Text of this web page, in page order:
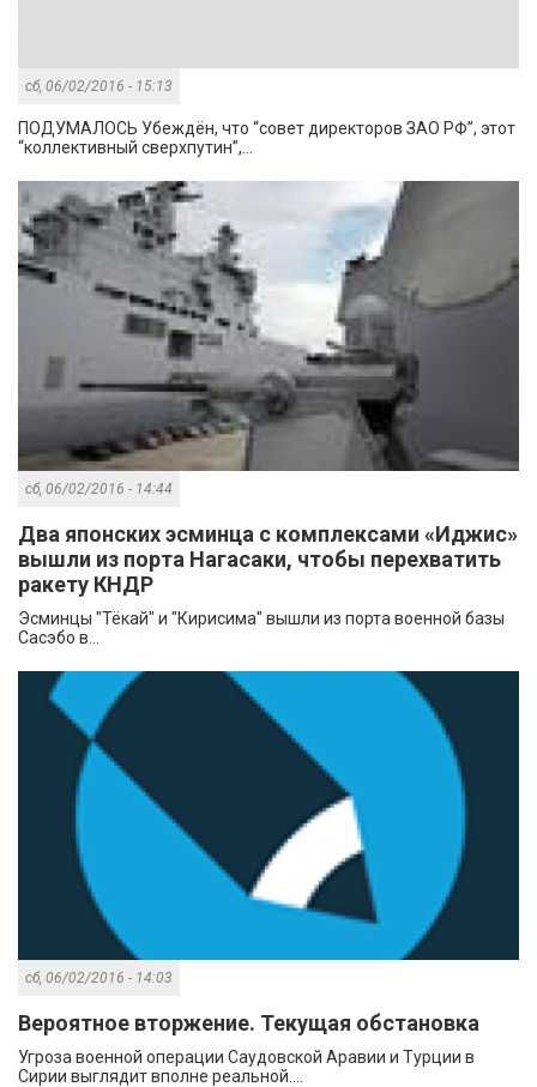
сб, 06/02/2016 - 15:13
ПОДУМАЛОСЬ Убеждён, что “совет директоров ЗАО РФ”, этот
“коллективный сверхпутин”,...
сб, 06/02/2016 - 14:44
Два японских эсминца с комплексами «Иджис»
вышли из порта Нагасаки, чтобы перехватить
ракету КНДР
Эсминцы "Тёкай" и "Кирисима" вышли из порта военной базы
Сасэбо в...
сб, 06/02/2016 - 14:03
Вероятное вторжение. Текущая обстановка
Угроза военной операции Саудовской Аравии и Турции в
Сирии выглядит вполне реальной....